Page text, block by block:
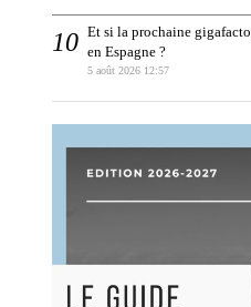
Et si la prochaine
en Espagne ?
5 août 2026 12:57